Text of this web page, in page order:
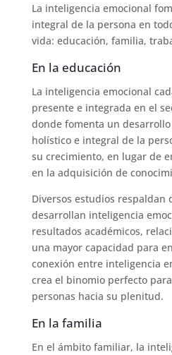
La inteligencia emocional
integral de la persona en
vida: educación, familia,
En la educación
La inteligencia emocional
presente e integrada en el
donde fomenta un
holístico e integral de la
su crecimiento, en lugar de
en la adquisición de
Diversos estudios respaldan
desarrollan inteligencia
resultados académicos,
una mayor capacidad para
conexión entre inteligencia
crea el binomio perfecto
personas hacia su plenitud.
En la familia
En el ámbito familiar, la